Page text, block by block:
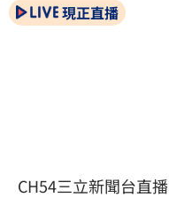
現正直播
CH54三立新聞台直播